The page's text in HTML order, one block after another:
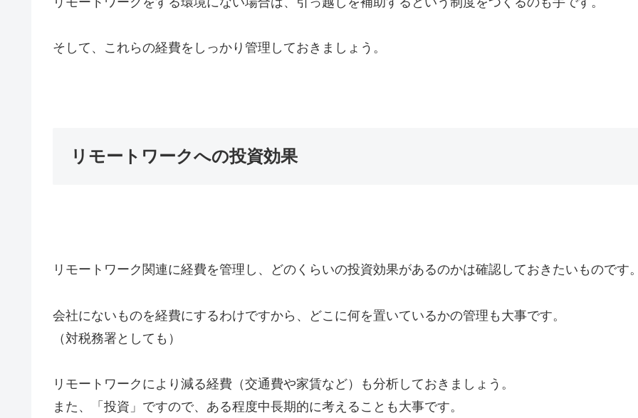
そして、これらの経費をしっかり管理しておきましょう。
リモートワークへの投資効果
リモートワーク関連に経費を管理し、どのくらいの投資効果があるのかは確認しておきたいものです
会社にないものを経費にするわけですから、どこに何を置いているかの管理も大事です。
（対税務署としても）
リモートワークにより減る経費（交通費や家賃など）も分析しておきましょう。
また、「投資」ですので、ある程度中長期的に考えることも大事です。